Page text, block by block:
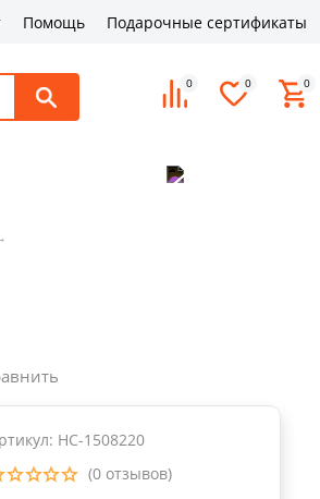
Помощь Подарочные сертификаты
0 0 0
НС-1508220
(0 отзывов)